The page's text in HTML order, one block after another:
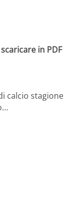
in PDF
calcio stagione